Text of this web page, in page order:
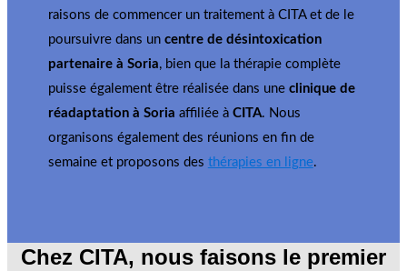
raisons de commencer un traitement à CITA et de le
poursuivre dans un centre de désintoxication
partenaire à Soria, bien que la thérapie complète
puisse également être réalisée dans une clinique de
réadaptation à Soria affiliée à CITA. Nous
organisons également des réunions en fin de
semaine et proposons des thérapies en ligne.
Chez CITA, nous faisons le premier